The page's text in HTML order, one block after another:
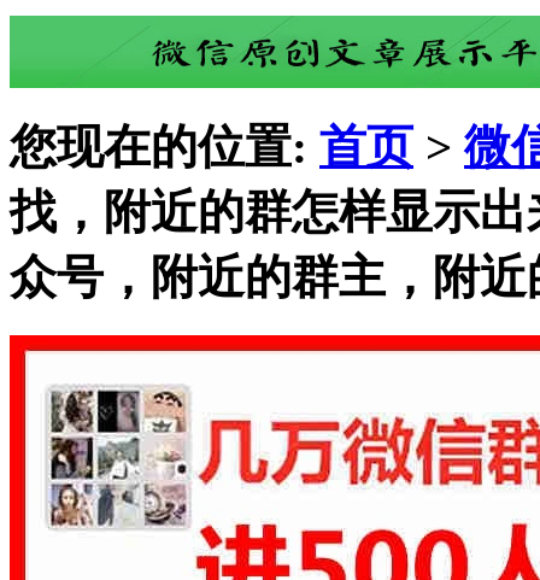
您现在的位置: 首页 >微
找，附近的群怎样显示
众号，附近的群主，附